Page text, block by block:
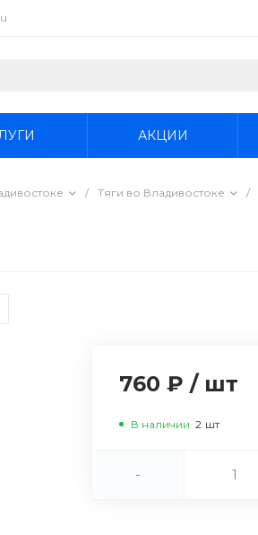
АКЦИИ
/ Тяги во Владивостоке /
760 ₽ / шт
В наличии 2 шт
-